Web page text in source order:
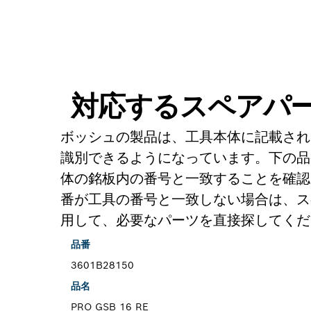
対応するスペアパ
ボッシュの製品は、工具本体に記載さ
識別できるようになっています。下の
体の銘板内の番号と一致することを確
番が工具の番号と一致しない場合は、
用して、必要なパーツを直接探してくだ
品番
3601B28150
品名
PRO GSB 16 RE